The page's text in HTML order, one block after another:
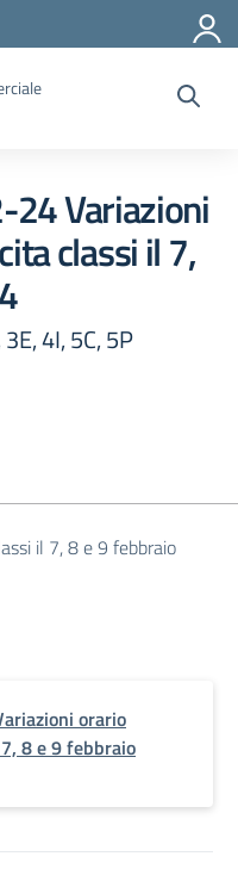
24 Variazioni
classi il 7,
4I, 5C, 5P
il 7, 8 e 9 febbraio
orario
8 e 9 febbraio